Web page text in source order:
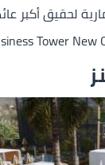
لحقيق أكبر